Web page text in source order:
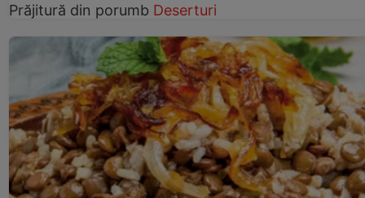
Prăjitură din porumb Deserturi